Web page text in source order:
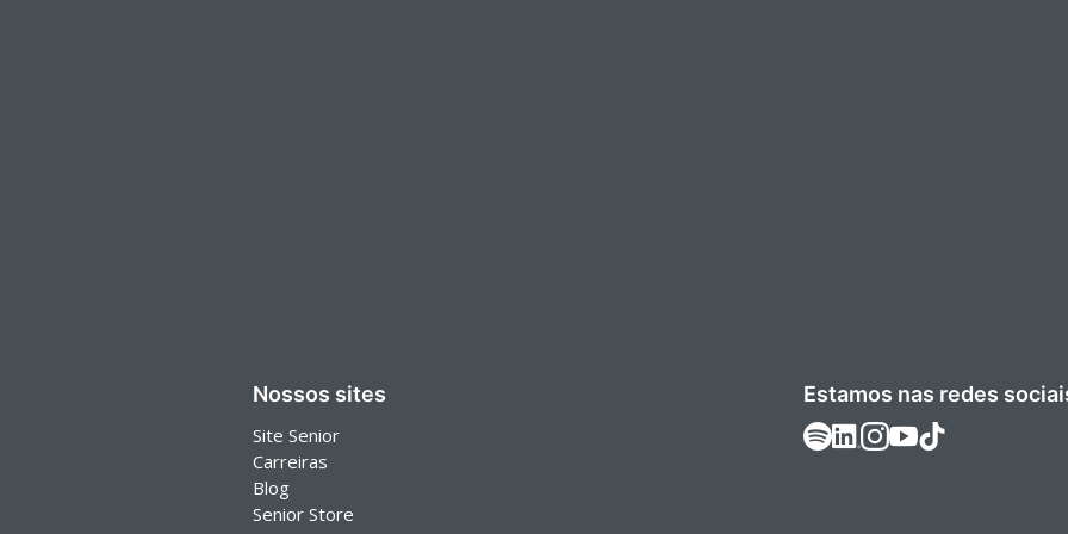
Nossos sites
Site Senior
Carreiras
Blog
Senior Store
Estamos nas redes